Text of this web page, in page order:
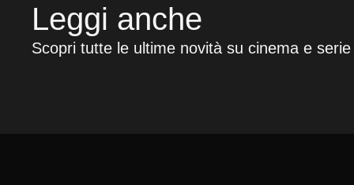
Leggi anche
Scopri tutte le ultime novità su cinema e serie